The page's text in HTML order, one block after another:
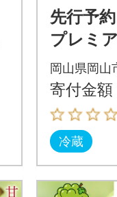
先行予
プレミ
マスカ
品 1房
0月発送
岡山県岡山
寄付金額
冷蔵